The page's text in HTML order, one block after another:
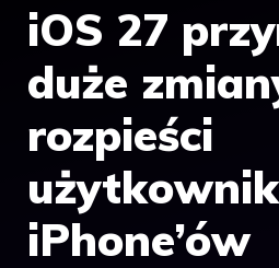
iOS 27
duże
rozpieści
iPhone’ów